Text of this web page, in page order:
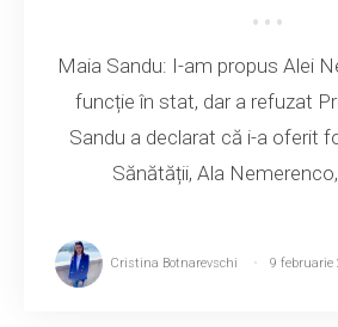
Maia Sandu: I-am propus Alei
funcție în stat, dar a refuzat
Sandu a declarat că i-a oferit
Sănătății, Ala
Cristina Botnarevschi 9 februarie